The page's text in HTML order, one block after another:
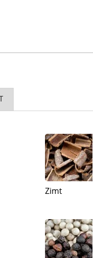
Zimt